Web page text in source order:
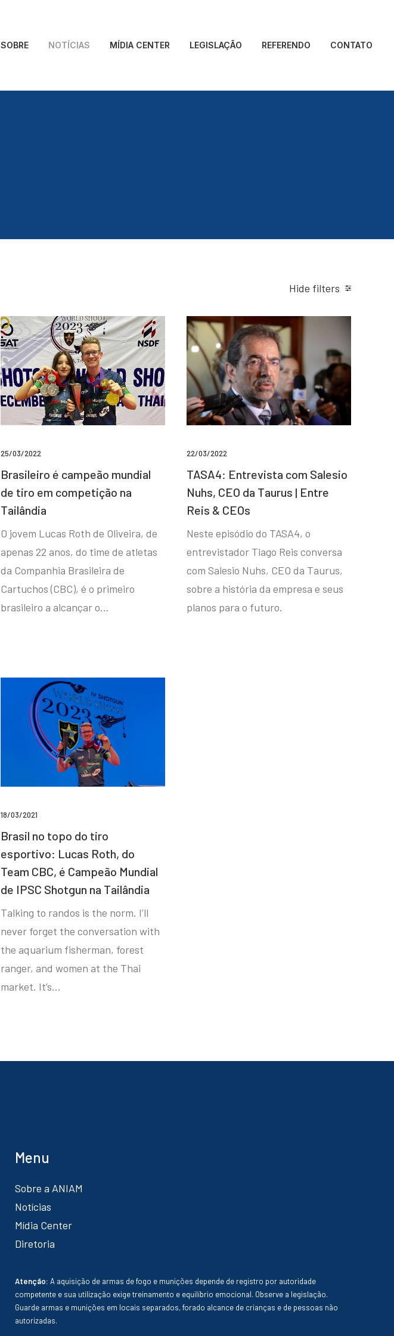
SOBRE NOTÍCIAS MÍDIA CENTER LEGISLAÇÃO REFERENDO CONTATO
Hide filters
25/03/2022
Brasileiro é campeão mundial
de tiro em competição na
Tailândia
O jovem Lucas Roth de Oliveira, de
apenas 22 anos, do time de atletas
da Companhia Brasileira de
Cartuchos (CBC), é o primeiro
brasileiro a alcançar o…
22/03/2022
TASA4: Entrevista com Salesio
Nuhs, CEO da Taurus | Entre
Reis & CEOs
Neste episódio do TASA4, o
entrevistador Tiago Reis conversa
com Salesio Nuhs, CEO da Taurus,
sobre a história da empresa e seus
planos para o futuro.
18/03/2021
Brasil no topo do tiro
esportivo: Lucas Roth, do
Team CBC, é Campeão Mundial
de IPSC Shotgun na Tailândia
Talking to randos is the norm. I’ll
never forget the conversation with
the aquarium fisherman, forest
ranger, and women at the Thai
market. It’s…
Menu
Sobre a ANIAM
Notícias
Mídia Center
Diretoria
Atenção: A aquisição de armas de fogo e munições depende de registro por autoridade
competente e sua utilização exige treinamento e equilíbrio emocional. Observe a legislação.
Guarde armas e munições em locais separados, forado alcance de crianças e de pessoas não
autorizadas.